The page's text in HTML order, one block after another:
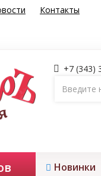
Контакты
+7 (343)
Новинки